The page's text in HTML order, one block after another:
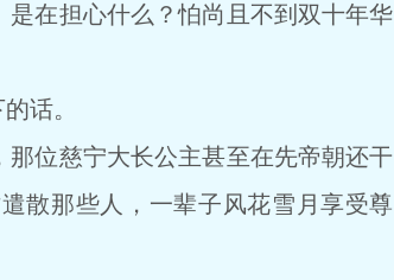
在担心什么？怕尚且不到双十年华
话。
位慈宁大长公主甚至在先帝朝还干
散那些人，一辈子风花雪月享受尊